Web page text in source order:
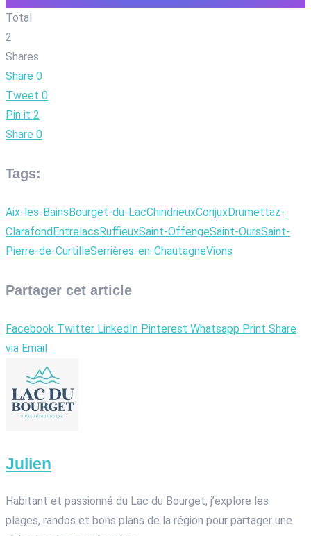
Total
2
Shares
Share 0
Tweet 0
Pin it 2
Share 0
Tags:
Aix-les-BainsBourget-du-LacChindrieuxConjuxDrumettaz-
ClarafondEntrelacsRuffieuxSaint-OffengeSaint-OursSaint-
Pierre-de-CurtilleSerrières-en-ChautagneVions
Partager cet article
Facebook Twitter LinkedIn Pinterest Whatsapp Print Share
via Email
Julien
Habitant et passionné du Lac du Bourget, j’explore les
plages, randos et bons plans de la région pour partager une